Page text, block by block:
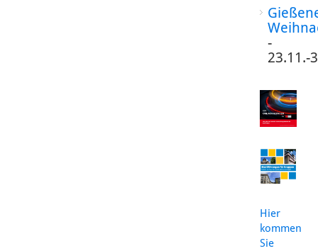
-
23.11.-
Hier
kommen
Sie